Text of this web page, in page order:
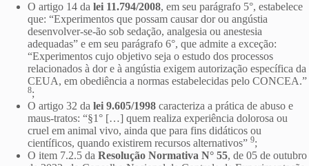
O artigo 14 da lei 11.794/2008, em seu parágrafo 5°, estabelece
que: “Experimentos que possam causar dor ou angústia
desenvolver-se-ão sob sedação, analgesia ou anestesia
adequadas” e em seu parágrafo 6°, que admite a exceção:
“Experimentos cujo objetivo seja o estudo dos processos
relacionados à dor e à angústia exigem autorização específica da
CEUA, em obediência a normas estabelecidas pelo CONCEA.”
8;
O artigo 32 da lei 9.605/1998 caracteriza a prática de abuso e
maus-tratos: “§1° […] quem realiza experiência dolorosa ou
cruel em animal vivo, ainda que para fins didáticos ou
científicos, quando existirem recursos alternativos” 9;
O item 7.2.5 da Resolução Normativa N° 55, de 05 de outubro